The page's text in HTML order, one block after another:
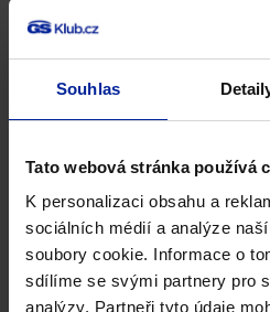
Souhlas
Tato webová stránka používá
K personalizaci obsahu a
sociálních médií a analýze
soubory cookie. Informace o
sdílíme se svými partnery pro
analýzy. Partneři tyto údaje
během níž se většina ztrácí.
překážku překonávají díky
klasickým formám vitaminu C.